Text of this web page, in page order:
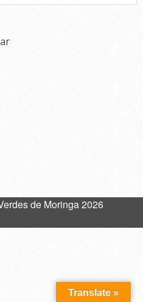
de Moringa 2026
Translate »